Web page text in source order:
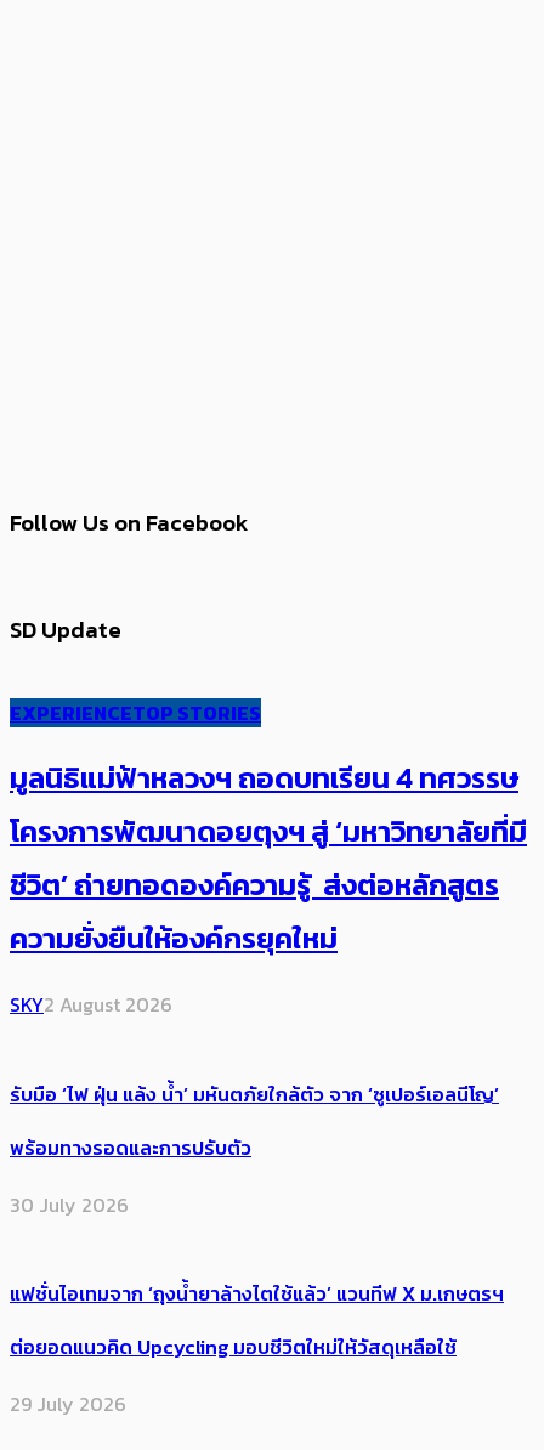
Follow Us on Facebook
SD Update
EXPERIENCETOP STORIES
มูลนิธิแม่ฟ้าหลวงฯ ถอดบทเรียน 4 ทศวรรษ
โครงการพัฒนาดอยตุงฯ สู่ ‘มหาวิทยาลัยที่มี
ชีวิต’ ถ่ายทอดองค์ความรู้ ส่งต่อหลักสูตร
ความยั่งยืนให้องค์กรยุคใหม่
SKY2 August 2026
รับมือ ‘ไฟ ฝุ่น แล้ง น้ำ’ มหันตภัยใกล้ตัว จาก ‘ซูเปอร์เอลนีโญ’
พร้อมทางรอดและการปรับตัว
30 July 2026
แฟชั่นไอเทมจาก ‘ถุงน้ำยาล้างไตใช้แล้ว’ แวนทีฟ X ม.เกษตรฯ
ต่อยอดแนวคิด Upcycling มอบชีวิตใหม่ให้วัสดุเหลือใช้
29 July 2026